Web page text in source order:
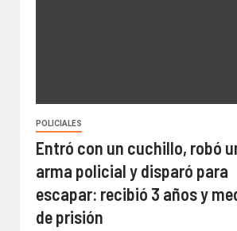
POLICIALES
Entró con un cuchillo, robó
arma policial y disparó para
escapar: recibió 3 años y
de prisión